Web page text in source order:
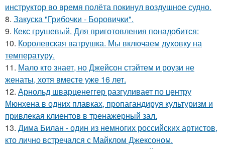
инструктор во время полёта покинул воздушное судно.
8. Закуска "Грибочки - Боровички".
9. Кекс грушевый. Для приготовления понадобится:
10. Королевская ватрушка. Мы включаем духовку на
температуру.
11. Мало кто знает, но Джейсон стэйтем и роузи не
женаты, хотя вместе уже 16 лет.
12. Арнольд шварценеггер разгуливает по центру
Мюнхена в одних плавках, пропагандируя культуризм и
привлекая клиентов в тренажерный зал.
13. Дима Билан - один из немногих российских артистов,
кто лично встречался с Майклом Джексоном.